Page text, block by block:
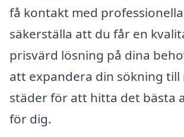
få kontakt med
säkerställa att du får en
prisvärd lösning på dina
att expandera din sökning
städer för att hitta det bästa
för dig.